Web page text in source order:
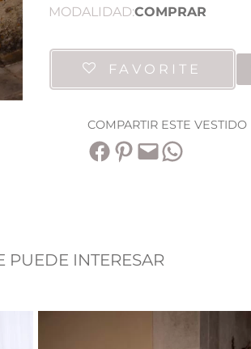
MODALIDAD:COMPRAR
FAVORITE
COMPARTIR ESTE VESTIDO
Compartir en Facebook Compartir en Pinterest Envía esta página por correo electrónico Compartir en WhatsApp
PUEDE INTERESAR